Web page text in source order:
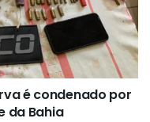
é condenado por
da Bahia